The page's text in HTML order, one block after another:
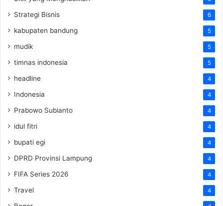
Strategi Bisnis 6
kabupaten bandung 5
mudik 5
timnas indonesia 5
headline 4
Indonesia 4
Prabowo Subianto 4
idul fitri 4
bupati egi 4
DPRD Provinsi Lampung 4
FIFA Series 2026 4
Travel 4